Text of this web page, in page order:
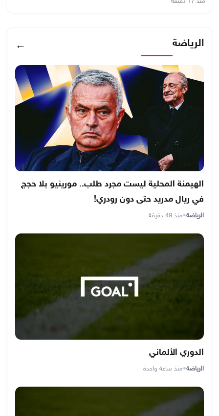
الرياضة ←
الهيمنة المحلية ليست مجرد طلب.. مورينيو بلا حجج
في ريال مدريد حتى دون رودري!
الرياضة•منذ 49 دقيقة
الدوري الألماني
الرياضة•منذ ساعة واحدة